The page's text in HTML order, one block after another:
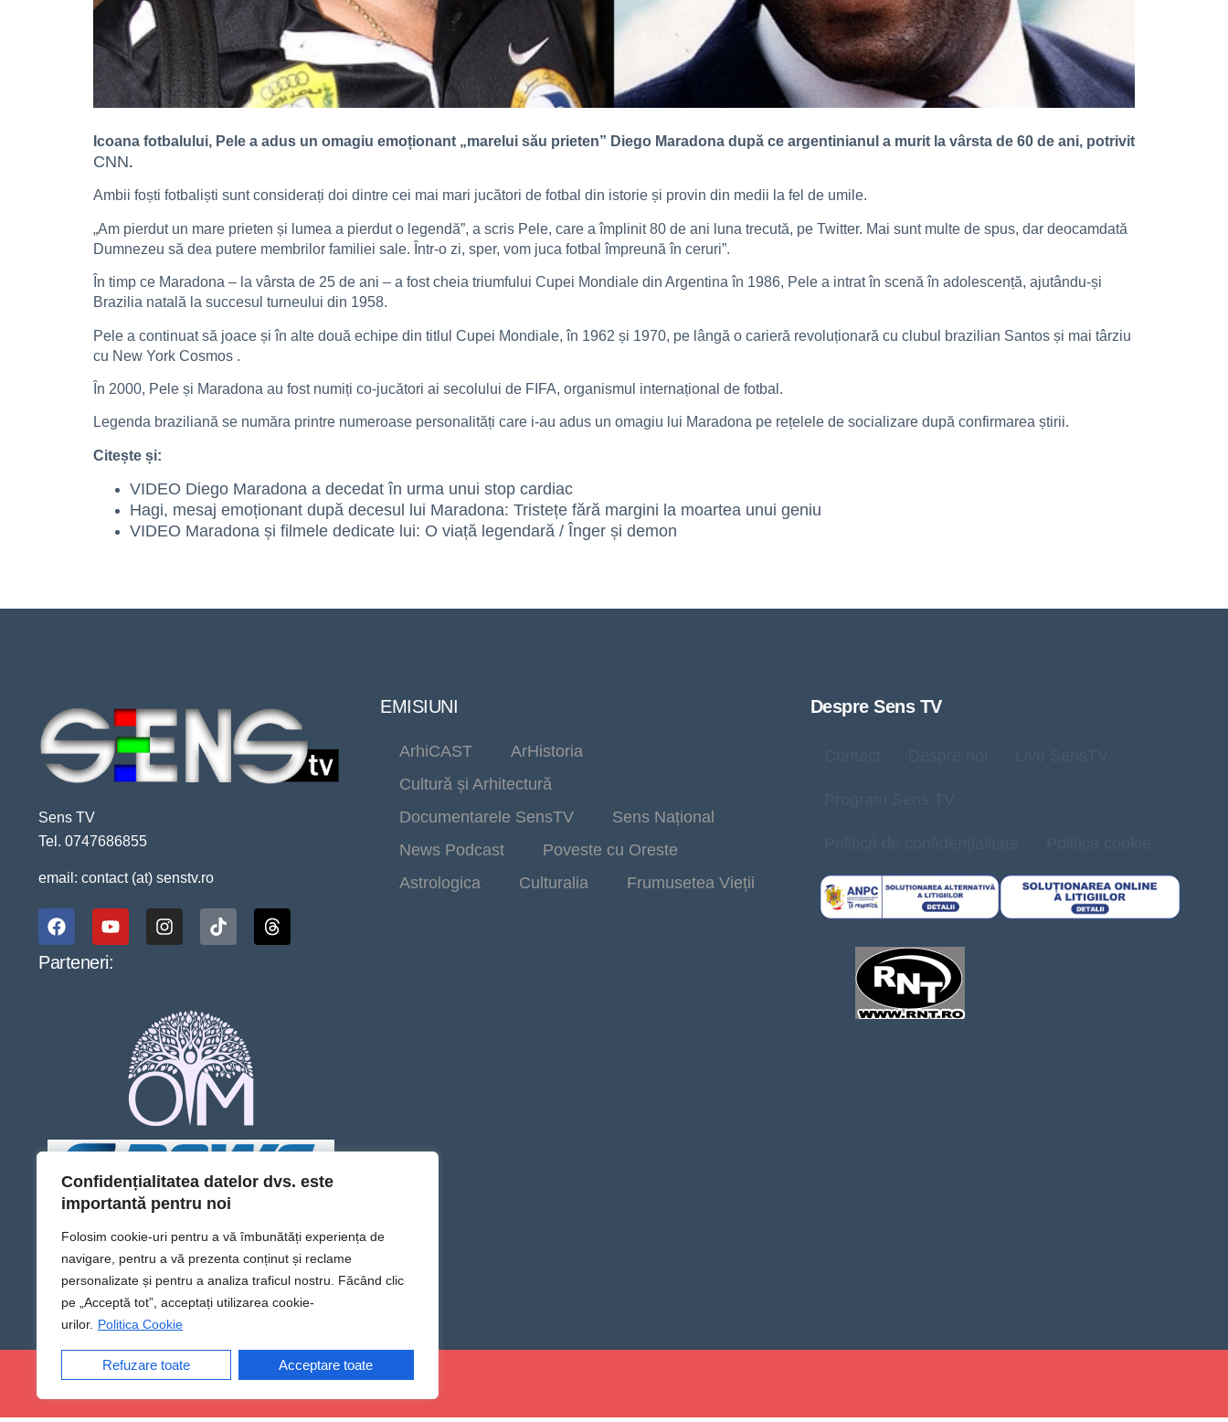
Confidențialitatea datelor dvs. este
importantă pentru noi
Folosim cookie-uri pentru a vă îmbunătăți experiența de
navigare, pentru a vă prezenta conținut și reclame
personalizate și pentru a analiza traficul nostru. Făcând clic
pe „Acceptă tot”, acceptați utilizarea cookie-
urilor. Politica Cookie
Refuzare toate Acceptare toate
Icoana fotbalului, Pele a adus un omagiu emoționant „marelui său prieten” Diego Maradona după ce argentinianul a murit la vârsta de 60 de ani, potrivit
CNN.
Ambii foști fotbaliști sunt considerați doi dintre cei mai mari jucători de fotbal din istorie și provin din medii la fel de umile.
„Am pierdut un mare prieten și lumea a pierdut o legendă”, a scris Pele, care a împlinit 80 de ani luna trecută, pe Twitter. Mai sunt multe de spus, dar deocamdată
Dumnezeu să dea putere membrilor familiei sale. Într-o zi, sper, vom juca fotbal împreună în ceruri”.
În timp ce Maradona – la vârsta de 25 de ani – a fost cheia triumfului Cupei Mondiale din Argentina în 1986, Pele a intrat în scenă în adolescență, ajutându-și
Brazilia natală la succesul turneului din 1958.
Pele a continuat să joace și în alte două echipe din titlul Cupei Mondiale, în 1962 și 1970, pe lângă o carieră revoluționară cu clubul brazilian Santos și mai târziu
cu New York Cosmos .
În 2000, Pele și Maradona au fost numiți co-jucători ai secolului de FIFA, organismul internațional de fotbal.
Legenda braziliană se număra printre numeroase personalități care i-au adus un omagiu lui Maradona pe rețelele de socializare după confirmarea știrii.
Citește și:
VIDEO Diego Maradona a decedat în urma unui stop cardiac
Hagi, mesaj emoționant după decesul lui Maradona: Tristețe fără margini la moartea unui geniu
VIDEO Maradona și filmele dedicate lui: O viață legendară / Înger și demon
Sens TV
Tel. 0747686855
email: contact (at) senstv.ro
Parteneri:
EMISIUNI
ArhiCAST
ArHistoria
Cultură și Arhitectură
Documentarele SensTV
Sens Național
News Podcast
Poveste cu Oreste
Astrologica
Culturalia Frumusetea Vieții
Despre Sens TV
@Sens TV | Dă sens omului din tine!